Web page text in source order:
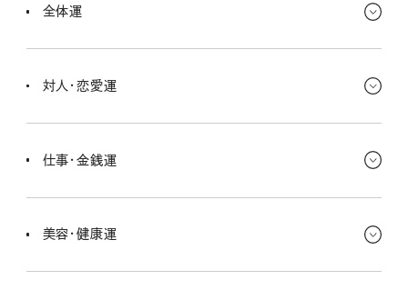
全体運
の感情をちゃんと見つめて整理できるタイミング。無理に明るくふる
たためてくれるよ。週の後半には、久しぶりにやりたいことが見つか
対人・恋愛運
いと再会するかも。恋人がいるキミは、素直な気持ちを伝えることで
手に惹かれやすい時期だよ。
仕事・金銭運
を得られそう。焦らず、ひとつひとつ形にしていくことがポイント。お
なる選択をしてね。
美容・健康運